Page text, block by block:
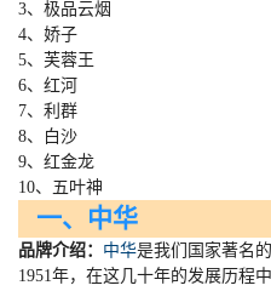
3、极品云烟
4、娇子
5、芙蓉王
6、红河
7、利群
8、白沙
9、红金龙
10、五叶神
一、中华
品牌介绍： 中华是我们国家著名
1951年，在这几十年的发展历程